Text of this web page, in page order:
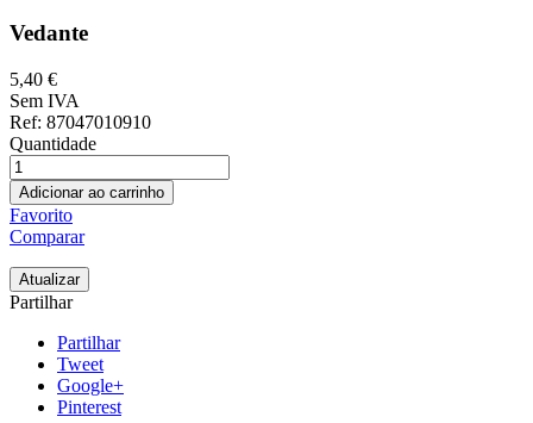
Vedante
5,40 €
Sem IVA
Ref: 87047010910
Quantidade
Adicionar ao carrinho
Favorito
Comparar
Partilhar
Partilhar
Tweet
Google+
Pinterest